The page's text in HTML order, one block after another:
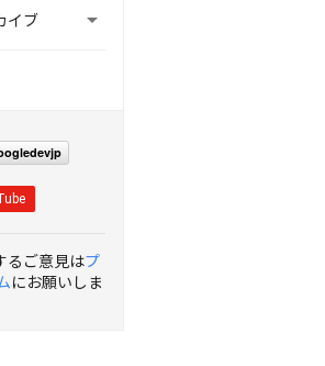
イブ 
るご意見はプ
にお願いしま